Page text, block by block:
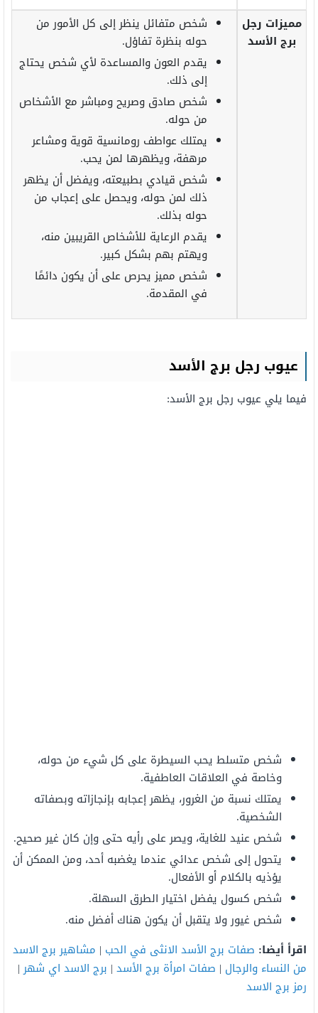
مميزات رجل
برج الأسد
شخص متفائل ينظر إلى كل الأمور من
حوله بنظرة تفاؤل.
يقدم العون والمساعدة لأي شخص يحتاج
إلى ذلك.
شخص صادق وصريح ومباشر مع الأشخاص
من حوله.
يمتلك عواطف رومانسية قوية ومشاعر
مرهفة، ويظهرها لمن يحب.
شخص قيادي بطبيعته، ويفضل أن يظهر
ذلك لمن حوله، ويحصل على إعجاب من
حوله بذلك.
يقدم الرعاية للأشخاص القريبين منه،
ويهتم بهم بشكل كبير.
شخص مميز يحرص على أن يكون دائمًا
في المقدمة.
عيوب رجل برج الأسد
فيما يلي عيوب رجل برج الأسد:
شخص متسلط يحب السيطرة على كل شيء من حوله،
وخاصة في العلاقات العاطفية.
يمتلك نسبة من الغرور، يظهر إعجابه بإنجازاته وبصفاته
الشخصية.
شخص عنيد للغاية، ويصر على رأيه حتى وإن كان غير صحيح.
يتحول إلى شخص عدائي عندما يغضبه أحد، ومن الممكن أن
يؤذيه بالكلام أو الأفعال.
شخص كسول يفضل اختيار الطرق السهلة.
شخص غيور ولا يتقبل أن يكون هناك أفضل منه.
اقرأ أيضا: صفات برج الأسد الانثى في الحب | مشاهير برج الاسد
من النساء والرجال | صفات امرأة برج الأسد | برج الاسد اي شهر|
رمز برج الاسد